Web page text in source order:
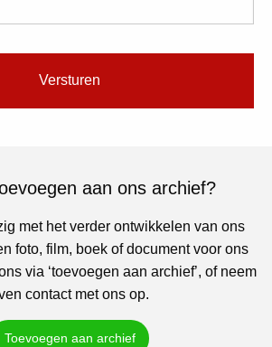
aan ons archief?
met het verder ontwikkelen van ons
foto, film, boek of document voor ons
via ‘toevoegen aan archief’, of neem
contact met ons op.
Toevoegen aan archief